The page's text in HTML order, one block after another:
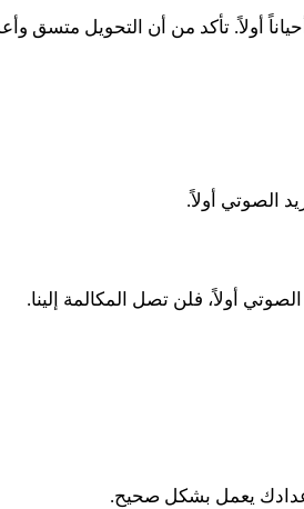
أولاً. تأكد من أن التحويل متسق
يعمل بشكل صحيح.